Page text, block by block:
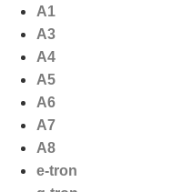
naar
inhoud
A1
A3
A4
A5
A6
A7
A8
e-tron